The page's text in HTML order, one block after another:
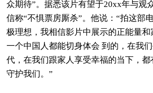
众期待”。据悉该片有望于20xx年与观
信称“不惧票房厮杀”。他说：“拍这部
极理想，我相信影片中展示的正能量
一个中国人都能切身体会 到的，在我
代，在我们跟家人享受幸福的当下，
守护我们。”